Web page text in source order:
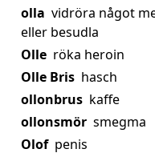
olla vidröra något
eller besudla
Olle röka heroin
Olle Bris hasch
ollonbrus kaffe
ollonsmör smegma
Olof penis